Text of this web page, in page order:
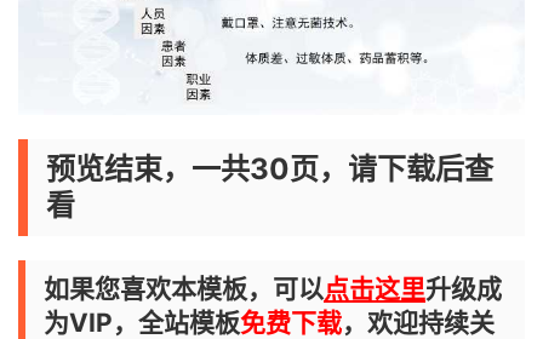
预览结束，一共30页，请下载后查
看
如果您喜欢本模板，可以点击这里升级成
为VIP，全站模板免费下载，欢迎持续关